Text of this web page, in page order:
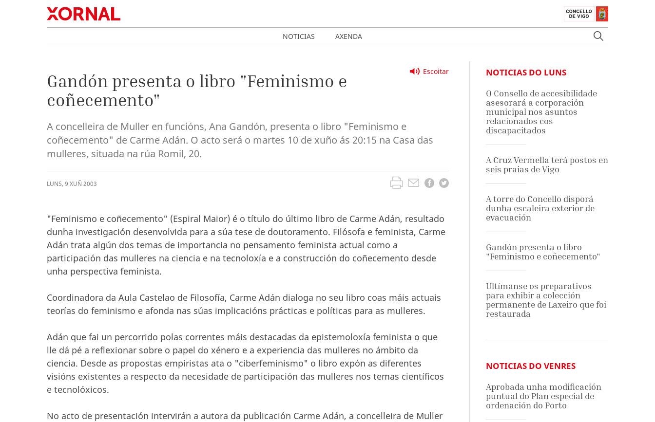
NOTICIAS AXENDA
Escoitar
Gandón presenta o libro "Feminismo e
coñecemento"
A concelleira de Muller en funcións, Ana Gandón, presenta o libro "Feminismo e
coñecemento" de Carme Adán. O acto será o martes 10 de xuño ás 20:15 na Casa das
mulleres, situada na rúa Romil, 20.
LUNS, 9 XUÑ 2003
"Feminismo e coñecemento" (Espiral Maior) é o título do último libro de Carme Adán, resultado
dunha investigación desenvolvida para a súa tese de doutoramento. Filósofa e feminista, Carme
Adán trata algún dos temas de importancia no pensamento feminista actual como a
participación das mulleres na ciencia e na tecnoloxía e a construcción do coñecemento desde
unha perspectiva feminista.
Coordinadora da Aula Castelao de Filosofía, Carme Adán dialoga no seu libro coas máis actuais
teorías do feminismo e afonda nas súas implicacións prácticas e políticas para as mulleres.
Adán que fai un percorrido polas correntes máis destacadas da epistemoloxía feminista o que
lle dá pé a reflexionar sobre o papel do xénero e a experiencia das mulleres no ámbito da
ciencia. Desde as propostas empiristas ata o "ciberfeminismo" o libro expón as diferentes
visións existentes a respecto da necesidade de participación das mulleres nos temas científicos
e tecnolóxicos.
No acto de presentación intervirán a autora da publicación Carme Adán, a concelleira de Muller
NOTICIAS DO LUNS
O Consello de accesibilidade
asesorará a corporación
municipal nos asuntos
relacionados cos
discapacitados
A Cruz Vermella terá postos en
seis praias de Vigo
A torre do Concello disporá
dunha escaleira exterior de
evacuación
Gandón presenta o libro
"Feminismo e coñecemento"
Ultímanse os preparativos
para exhibir a colección
permanente de Laxeiro que foi
restaurada
NOTICIAS DO VENRES
Aprobada unha modificación
puntual do Plan especial de
ordenación do Porto